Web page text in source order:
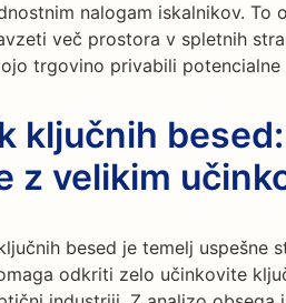
nalogam iskalnikov. To
več prostora v spletnih
trgovino privabili potencialne
ključnih
z velikim
besed je temelj uspešne
odkriti zelo učinkovite